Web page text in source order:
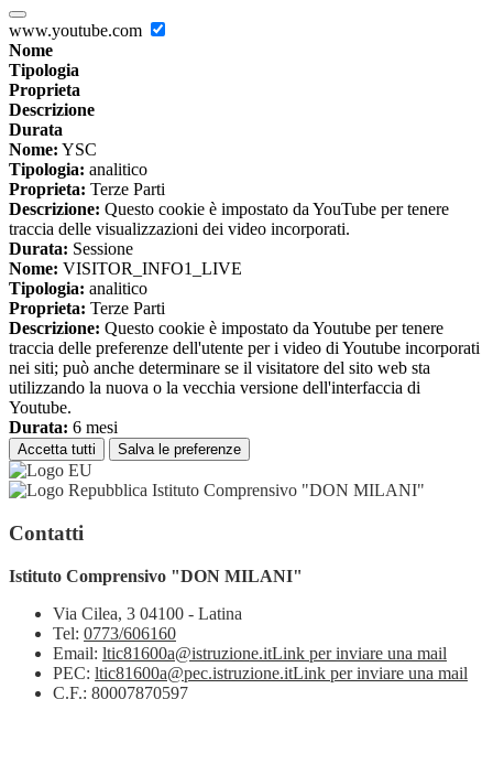
www.youtube.com
Nome
Tipologia
Proprieta
Descrizione
Durata
Nome: YSC
Tipologia: analitico
Proprieta: Terze Parti
Descrizione: Questo cookie è impostato da YouTube per tenere
traccia delle visualizzazioni dei video incorporati.
Durata: Sessione
Nome: VISITOR_INFO1_LIVE
Tipologia: analitico
Proprieta: Terze Parti
Descrizione: Questo cookie è impostato da Youtube per tenere
traccia delle preferenze dell'utente per i video di Youtube incorporati
nei siti; può anche determinare se il visitatore del sito web sta
utilizzando la nuova o la vecchia versione dell'interfaccia di
Youtube.
Durata: 6 mesi
Accetta tutti Salva le preferenze
Istituto Comprensivo "DON MILANI"
Contatti
Istituto Comprensivo "DON MILANI"
Via Cilea, 3 04100 - Latina
Tel: 0773/606160
Email: ltic81600a@istruzione.itLink per inviare una mail
PEC: ltic81600a@pec.istruzione.itLink per inviare una mail
C.F.: 80007870597